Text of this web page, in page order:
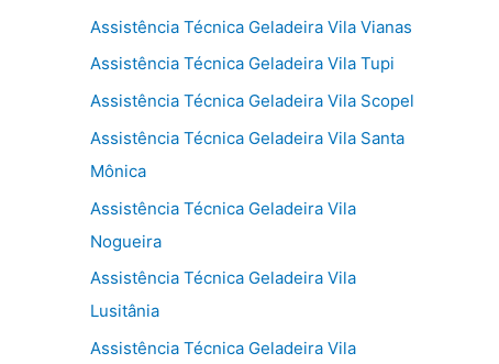
Assistência Técnica Geladeira Vila Vianas
Assistência Técnica Geladeira Vila Tupi
Assistência Técnica Geladeira Vila Scopel
Assistência Técnica Geladeira Vila Santa
Mônica
Assistência Técnica Geladeira Vila
Nogueira
Assistência Técnica Geladeira Vila
Lusitânia
Assistência Técnica Geladeira Vila